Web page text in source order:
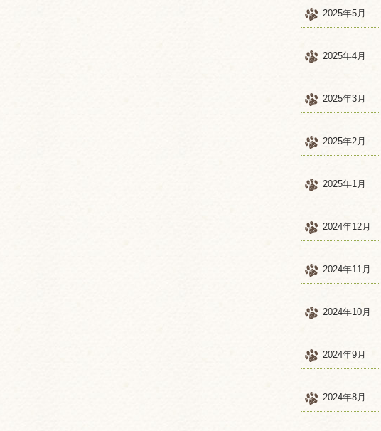
2025年5月
2025年4月
2025年3月
2025年2月
2025年1月
2024年12月
2024年11月
2024年10月
2024年9月
2024年8月